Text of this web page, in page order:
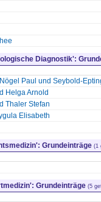
Diagnostik':
Paul und Seybold-
Helga Arnold
Thaler Stefan
Elisabeth
Grundeinträge (1
Grundeinträge (5